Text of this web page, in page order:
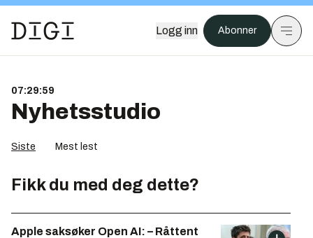
Logg inn Abonner
07:29:59
Nyhetsstudio
Siste Mest lest
Fikk du med deg dette?
Apple saksøker Open AI: – Råttent